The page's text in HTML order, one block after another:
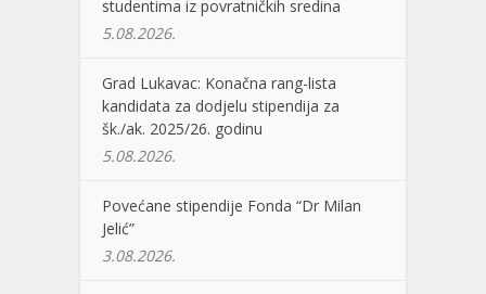
studentima iz povratničkih sredina
5.08.2026.
Grad Lukavac: Konačna rang-lista
kandidata za dodjelu stipendija za
šk./ak. 2025/26. godinu
5.08.2026.
Povećane stipendije Fonda “Dr Milan
Jelić”
3.08.2026.